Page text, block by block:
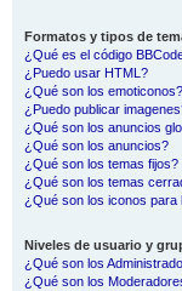
Formatos y tipos de
¿Qué es el código
¿Puedo usar HTML?
¿Qué son los emoticonos?
¿Puedo publicar
¿Qué son los anuncios
¿Qué son los anuncios?
¿Qué son los temas fijos?
¿Qué son los temas
¿Qué son los iconos para
Niveles de usuario y
¿Qué son los
¿Qué son los